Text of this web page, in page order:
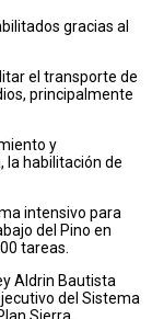
gracias al
el transporte de
principalmente
y
la habilitación de
intensivo para
del Pino en
tareas.
Aldrin Bautista
del Sistema